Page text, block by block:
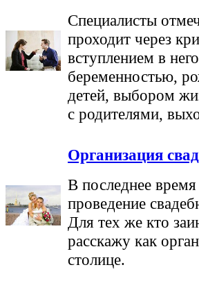
Специалисты
проходит через
вступлением в
беременностью,
детей, выбором
с родителями,
Организация
В последнее
проведение
Для тех же кто
расскажу как
столице.